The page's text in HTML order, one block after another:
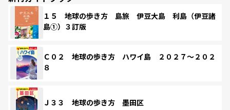
１５ 地球の歩き方 島旅 伊豆大島 利島（伊豆諸
島①）３訂版
Ｃ０２ 地球の歩き方 ハワイ島 ２０２７～２０２
８
Ｊ３３ 地球の歩き方 墨田区